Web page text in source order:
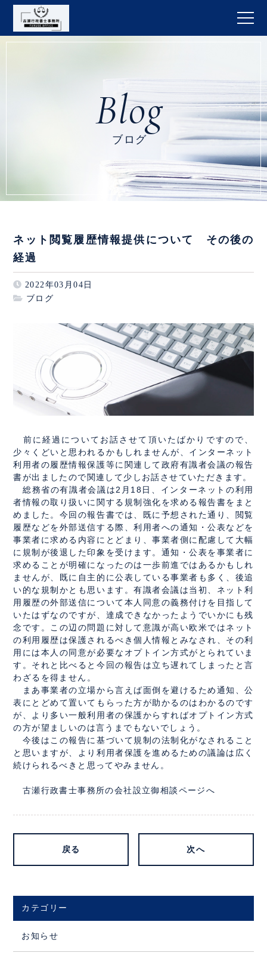
ブログ
ネット閲覧履歴情報提供について その後の
経過
2022年03月04日
ブログ
前に経過についてお話させて頂いたばかりですので、
少々くどいと思われるかもしれませんが、インターネット
利用者の履歴情報保護等に関連して政府有識者会議の報告
書が出ましたので関連して少しお話させていただきます。
総務省の有識者会議は2月18日、インターネットの利用
者情報の取り扱いに関する規制強化を求める報告書をまと
めました。今回の報告書では、既に予想された通り、閲覧
履歴などを外部送信する際、利用者への通知・公表などを
事業者に求める内容にとどまり、事業者側に配慮して大幅
に規制が後退した印象を受けます。通知・公表を事業者に
求めることが明確になったのは一歩前進ではあるかもしれ
ませんが、既に自主的に公表している事業者も多く、後追
い的な規制かとも思います。有識者会議は当初、ネット利
用履歴の外部送信について本人同意の義務付けを目指して
いたはずなのですが、達成できなかったようでいかにも残
念です。この辺の問題に対して意識が高い欧米ではネット
の利用履歴は保護されるべき個人情報とみなされ、その利
用には本人の同意が必要なオプトイン方式がとられていま
す。それと比べると今回の報告は立ち遅れてしまったと言
わざるを得ません。
まあ事業者の立場から言えば面倒を避けるため通知、公
表にとどめて置いてもらった方が助かるのはわかるのです
が、より多い一般利用者の保護からすればオプトイン方式
の方が望ましいのは言うまでもないでしょう。
今後はこの報告に基づいて規制の法制化がなされること
と思いますが、より利用者保護を進めるための議論は広く
続けられるべきと思ってやみません。
古瀬行政書士事務所の会社設立御相談ページへ
戻る 次へ
カテゴリー
お知らせ